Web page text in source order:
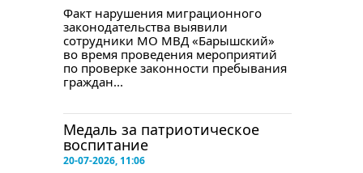
Факт нарушения миграционного
законодательства выявили
сотрудники МО МВД «Барышский»
во время проведения мероприятий
по проверке законности пребывания
граждан...
Медаль за патриотическое
воспитание
20-07-2026, 11:06